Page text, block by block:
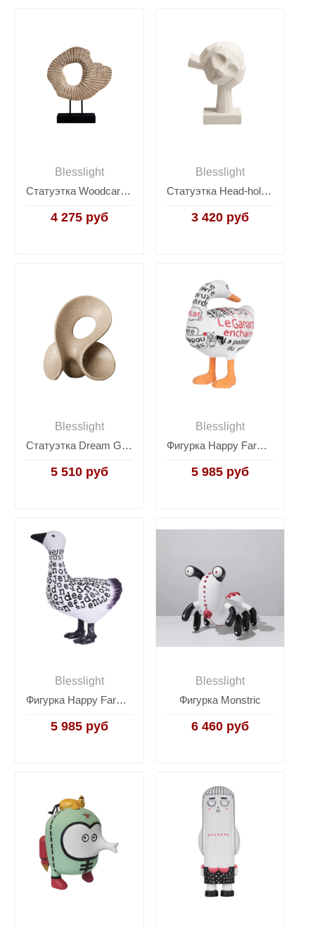
Blesslight
Статуэтка Woodcarving ornament wood color
4 275 руб
Blesslight
Статуэтка Head-holding ornament
3 420 руб
Blesslight
Статуэтка Dream Gate C
5 510 руб
Blesslight
Фигурка Happy Farm Duck
5 985 руб
Blesslight
Фигурка Happy Farm Duck A
5 985 руб
Blesslight
Фигурка Monstric
6 460 руб